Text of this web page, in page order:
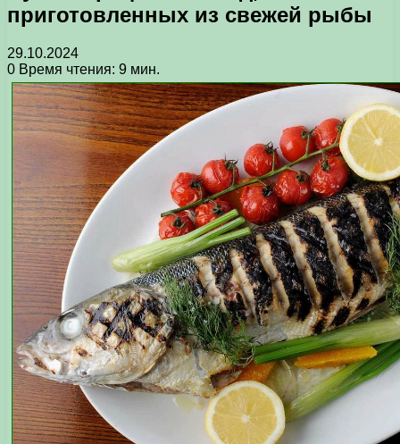
приготовленных из свежей рыбы
29.10.2024
0 Время чтения: 9 мин.